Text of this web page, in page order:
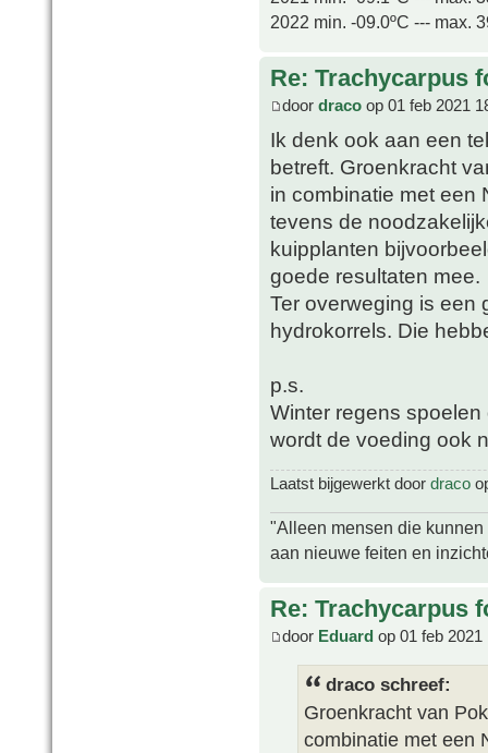
2022 min. -09.0ºC --- max.
Re: Trachycarpus
door draco op 01 feb 2021
Ik denk ook aan een
betreft. Groenkracht
in combinatie met een
tevens de
kuipplanten
goede resultaten mee.
Ter overweging is een
hydrokorrels. Die
p.s.
Winter regens
wordt de voeding ook
Laatst bijgewerkt door draco
"Alleen mensen die
aan nieuwe feiten en
Re: Trachycarpus
door Eduard op 01 feb 2021
draco schreef:
Groenkracht van
combinatie met een